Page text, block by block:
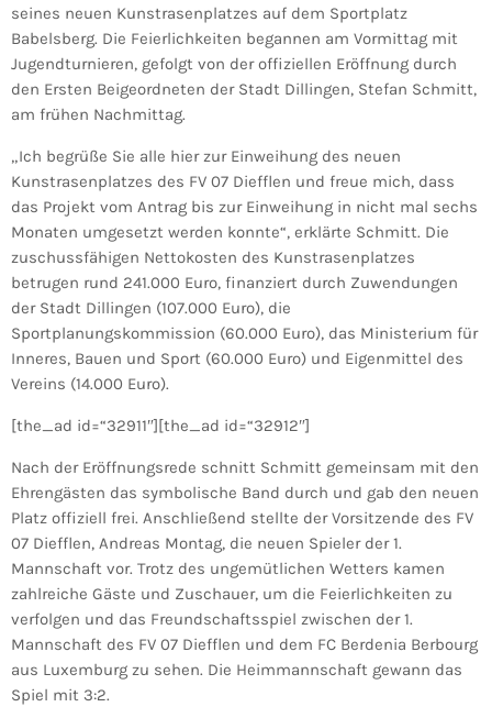
seines neuen Kunstrasenplatzes auf dem Sportplatz
Babelsberg. Die Feierlichkeiten begannen am Vormittag mit
Jugendturnieren, gefolgt von der offiziellen Eröffnung durch
den Ersten Beigeordneten der Stadt Dillingen, Stefan Schmitt,
am frühen Nachmittag.
„Ich begrüße Sie alle hier zur Einweihung des neuen
Kunstrasenplatzes des FV 07 Diefflen und freue mich, dass
das Projekt vom Antrag bis zur Einweihung in nicht mal sechs
Monaten umgesetzt werden konnte“, erklärte Schmitt. Die
zuschussfähigen Nettokosten des Kunstrasenplatzes
betrugen rund 241.000 Euro, finanziert durch Zuwendungen
der Stadt Dillingen (107.000 Euro), die
Sportplanungskommission (60.000 Euro), das Ministerium für
Inneres, Bauen und Sport (60.000 Euro) und Eigenmittel des
Vereins (14.000 Euro).
[the_ad id=“32911″][the_ad id=“32912″]
Nach der Eröffnungsrede schnitt Schmitt gemeinsam mit den
Ehrengästen das symbolische Band durch und gab den neuen
Platz offiziell frei. Anschließend stellte der Vorsitzende des FV
07 Diefflen, Andreas Montag, die neuen Spieler der 1.
Mannschaft vor. Trotz des ungemütlichen Wetters kamen
zahlreiche Gäste und Zuschauer, um die Feierlichkeiten zu
verfolgen und das Freundschaftsspiel zwischen der 1.
Mannschaft des FV 07 Diefflen und dem FC Berdenia Berbourg
aus Luxemburg zu sehen. Die Heimmannschaft gewann das
Spiel mit 3:2.